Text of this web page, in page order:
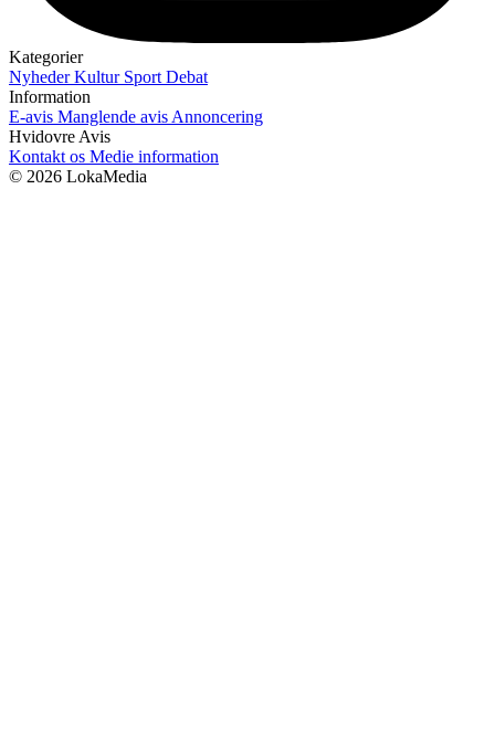
Kategorier
NyhederKultur Sport Debat
Information
E-avis Manglende avis Annoncering
Hvidovre Avis
Kontakt os Medie information
© 2026 LokaMedia